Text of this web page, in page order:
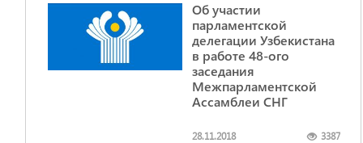
Об участии
парламентской
делегации Узбекистана
в работе 48-ого
заседания
Межпарламентской
Ассамблеи СНГ
28.11.2018 3387